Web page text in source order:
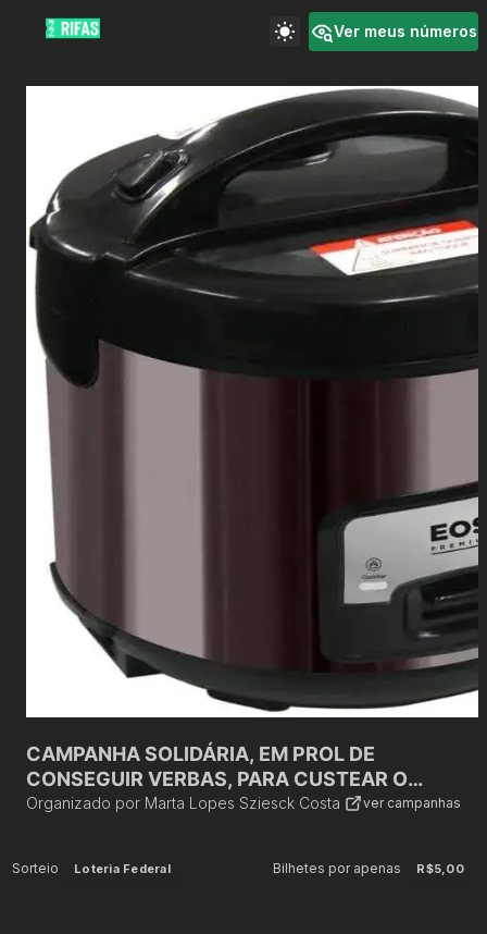
Ver meus números
CAMPANHA SOLIDÁRIA, EM PROL DE
CONSEGUIR VERBAS, PARA CUSTEAR O
TRATAMENTO DOS AVÓS, DE UMA MÃE DO
Organizado por Marta Lopes Sziesck Costa ver campanhas
Sorteio Loteria Federal Bilhetes por apenas R$5,00